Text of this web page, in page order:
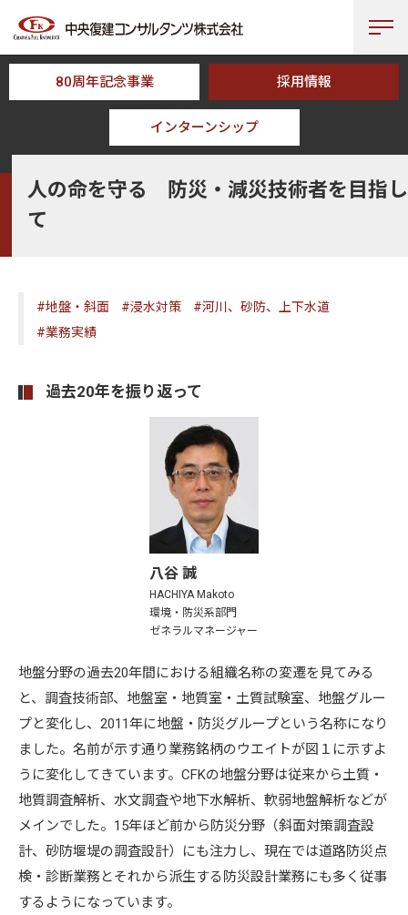
80周年記念事業 採用情報
インターンシップ
人の命を守る 防災・減災技術者を目指して
人の命を守る 防災・減災技術者を目指し
て
#地盤・斜面 #浸水対策
#河川、砂防、上下水道
#業務実績
過去20年を振り返って
八谷 誠
HACHIYA Makoto
環境・防災系部門
ゼネラルマネージャー
地盤分野の過去20年間における組織名称の変遷を見てみる
と、調査技術部、地盤室・地質室・土質試験室、地盤グルー
プと変化し、2011年に地盤・防災グループという名称になり
ました。名前が示す通り業務銘柄のウエイトが図１に示すよ
うに変化してきています。CFKの地盤分野は従来から土質・
地質調査解析、水文調査や地下水解析、軟弱地盤解析などが
メインでした。15年ほど前から防災分野（斜面対策調査設
計、砂防堰堤の調査設計）にも注力し、現在では道路防災点
検・診断業務とそれから派生する防災設計業務にも多く従事
するようになっています。